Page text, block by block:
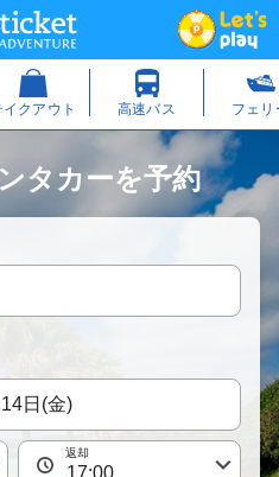
タカーを予約
返却